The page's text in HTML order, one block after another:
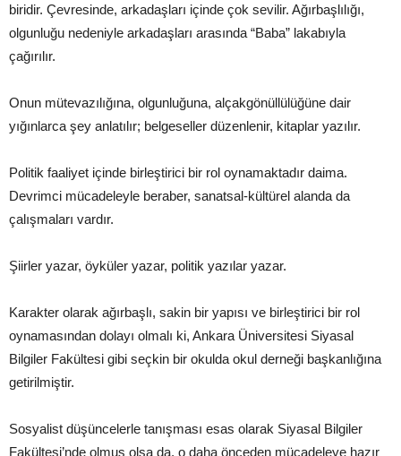
biridir. Çevresinde, arkadaşları içinde çok sevilir. Ağırbaşlılığı,
olgunluğu nedeniyle arkadaşları arasında “Baba” lakabıyla
çağırılır.
Onun mütevazılığına, olgunluğuna, alçakgönüllülüğüne dair
yığınlarca şey anlatılır; belgeseller düzenlenir, kitaplar yazılır.
Politik faaliyet içinde birleştirici bir rol oynamaktadır daima.
Devrimci mücadeleyle beraber, sanatsal-kültürel alanda da
çalışmaları vardır.
Şiirler yazar, öyküler yazar, politik yazılar yazar.
Karakter olarak ağırbaşlı, sakin bir yapısı ve birleştirici bir rol
oynamasından dolayı olmalı ki, Ankara Üniversitesi Siyasal
Bilgiler Fakültesi gibi seçkin bir okulda okul derneği başkanlığına
getirilmiştir.
Sosyalist düşüncelerle tanışması esas olarak Siyasal Bilgiler
Fakültesi’nde olmuş olsa da, o daha önceden mücadeleye hazır